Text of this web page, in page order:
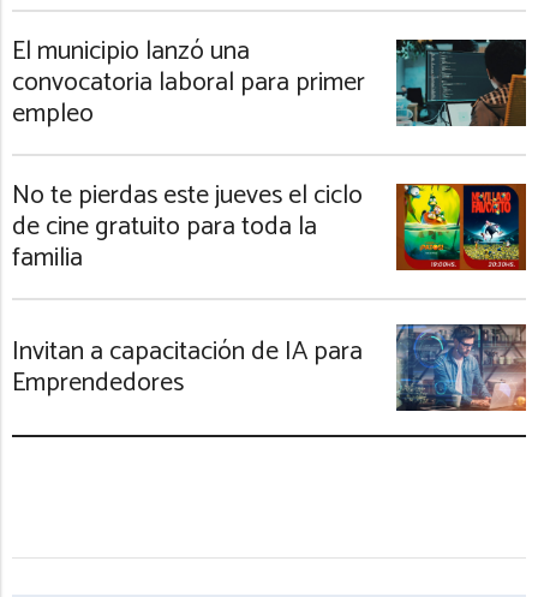
El municipio lanzó una
convocatoria laboral para primer
empleo
No te pierdas este jueves el ciclo
de cine gratuito para toda la
familia
Invitan a capacitación de IA para
Emprendedores